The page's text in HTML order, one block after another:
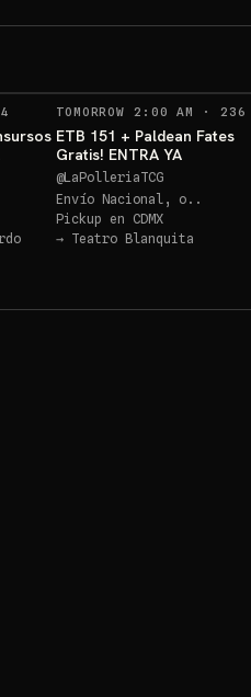
4 RECORDATORIOS
TOMORROW 2:00 AM · 236
ETB 151 + Paldean Fates
Gratis! ENTRA YA
@LaPolleriaTCG
Envío Nacional, o..
Pickup en CDMX
→ Teatro Blanquita